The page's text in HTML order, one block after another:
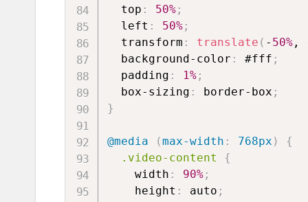
top : 50%;
left : 50%;
transform : translate ( - 50%,
background-color : #fff ;
padding : 1%;
box-sizing : border-box ;
}
@media (max-width : 768px )
{
.video-content
{
width : 90%;
height : auto ;